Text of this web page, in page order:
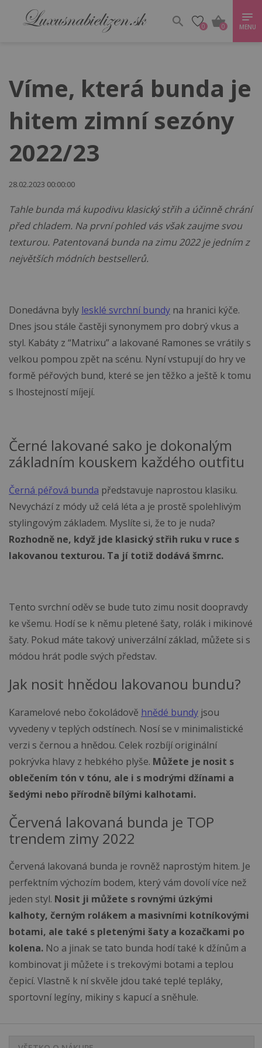
0 0 MENU
Víme, která bunda je
hitem zimní sezóny
2022/23
28.02.2023 00:00:00
Tahle bunda má kupodivu klasický střih a účinně chrání
před chladem. Na první pohled vás však zaujme svou
texturou. Patentovaná bunda na zimu 2022 je jedním z
největších módních bestsellerů.
Donedávna byly lesklé svrchní bundy na hranici kýče.
Dnes jsou stále častěji synonymem pro dobrý vkus a
styl. Kabáty z “Matrixu” a lakované Ramones se vrátily s
velkou pompou zpět na scénu. Nyní vstupují do hry ve
formě péřových bund, které se jen těžko a ještě k tomu
s lhostejností míjejí.
Černé lakované sako je dokonalým
základním kouskem každého outfitu
Černá péřová bunda představuje naprostou klasiku.
Nevychází z módy už celá léta a je prostě spolehlivým
stylingovým základem. Myslíte si, že to je nuda?
Rozhodně ne, když jde klasický střih ruku v ruce s
lakovanou texturou. Ta jí totiž dodává šmrnc.
Tento svrchní oděv se bude tuto zimu nosit doopravdy
ke všemu. Hodí se k němu pletené šaty, rolák i mikinové
šaty. Pokud máte takový univerzální základ, můžete si s
módou hrát podle svých představ.
Jak nosit hnědou lakovanou bundu?
Karamelové nebo čokoládově hnědé bundy jsou
vyvedeny v teplých odstínech. Nosí se v minimalistické
verzi s černou a hnědou. Celek rozbíjí originální
pokrývka hlavy z hebkého plyše. Můžete je nosit s
oblečením tón v tónu, ale i s modrými džínami a
šedými nebo přírodně bílými kalhotami.
Červená lakovaná bunda je TOP
trendem zimy 2022
Červená lakovaná bunda je rovněž naprostým hitem. Je
perfektním výchozím bodem, který vám dovolí více než
jeden styl. Nosit ji můžete s rovnými úzkými
kalhoty, černým rolákem a masivními kotníkovými
botami, ale také s pletenými šaty a kozačkami po
kolena. No a jinak se tato bunda hodí také k džínům a
kombinovat ji můžete i s trekovými botami a teplou
čepicí. Vlastně k ní skvěle jdou také teplé tepláky,
sportovní legíny, mikiny s kapucí a sněhule.